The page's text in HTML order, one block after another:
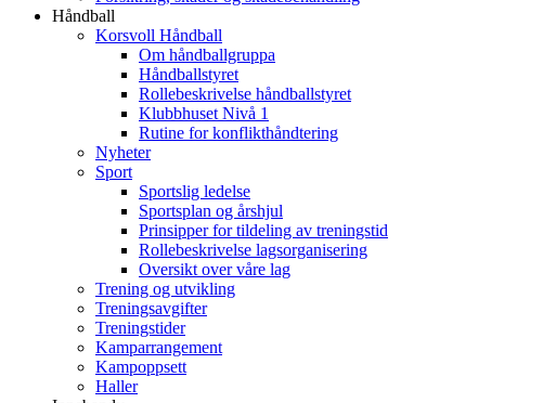
Håndball
Korsvoll Håndball
Om håndballgruppa
Håndballstyret
Rollebeskrivelse håndballstyret
Klubbhuset Nivå 1
Rutine for konflikthåndtering
Nyheter
Sport
Sportslig ledelse
Sportsplan og årshjul
Prinsipper for tildeling av treningstid
Rollebeskrivelse lagsorganisering
Oversikt over våre lag
Trening og utvikling
Treningsavgifter
Treningstider
Kamparrangement
Kampoppsett
Haller